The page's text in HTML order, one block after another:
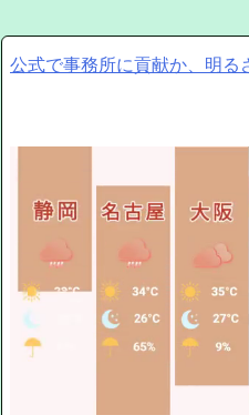
公式で事務所に貢献か、明る